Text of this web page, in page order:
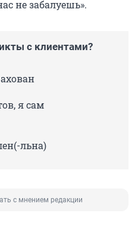
не забалуешь».
с клиентами?
я сам
льна)
с мнением редакции